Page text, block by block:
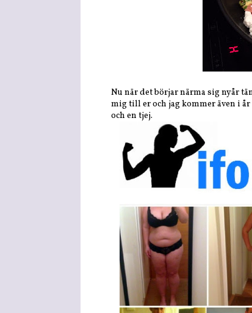
Nu när det börjar närma sig nyår
mig till er och jag kommer även i
och en tjej.